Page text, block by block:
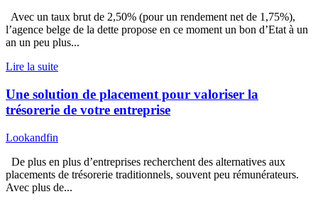
Avec un taux brut de 2,50% (pour un rendement net de 1,75%),
l’agence belge de la dette propose en ce moment un bon d’Etat à un
an un peu plus...
Lire la suite
Une solution de placement pour valoriser la
trésorerie de votre entreprise
Lookandfin
De plus en plus d’entreprises recherchent des alternatives aux
placements de trésorerie traditionnels, souvent peu rémunérateurs.
Avec plus de...